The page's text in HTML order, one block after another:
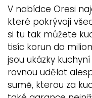
V nabídce Oresi
které pokrývají
si tu tak můžete
tisíc korun do
jsou ukázky
rovnou udělat
sumě, kterou za